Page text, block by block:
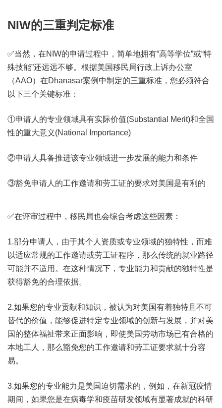
NIW的三重判定标准
✅当然，在NIW的申请过程中，简单地拥有“高等学位”或“特
殊技能”还远远不够。根据美国移民局行政上诉办公室
（AAO）在Dhanasar案例中制定的三重标准，您必须符合
以下三个关键标准：
①申请人的专业领域具有实际价值(Substantial Merit)和全国
性的重大意义(National Importance)
②申请人具备推进该专业领域进一步发展的能力和条件
③豁免申请人的工作邀请和劳工证的要求对美国是有利的
✅在评审过程中，移民局也会综合考虑这些因素：
1.部分申请人，由于其个人资质或专业领域的独特性，而难
以适应常规的工作邀请或劳工证程序，那么传统的就业路径
可能并不适用。在这种情况下，专业能力和贡献的独特性是
获得豁免的合理依据。
2.如果您的专业贡献和知识，被认为对美国有着独特且不可
替代的价值，能够促进特定专业领域的创新与发展，并对美
国的整体福祉带来正面影响，即使美国劳动市场已有合格的
本地工人，那么豁免您的工作邀请和劳工证要求就十分容
易。
3.如果您的专业能力是美国迫切需求的，例如，在新冠疫情
期间，如果您是在病毒学和疫苗研发领域有显著成就的科研